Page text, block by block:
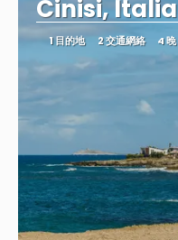
Cinisi, Italia
1 目的地 2 交通網絡 4 晚